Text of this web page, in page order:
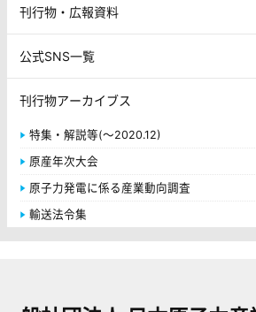
刊行物・広報資料
公式SNS一覧
刊行物アーカイブス
特集・解説等(～2020.12)
原産年次大会
原子力発電に係る産業動向調査
輸送法令集